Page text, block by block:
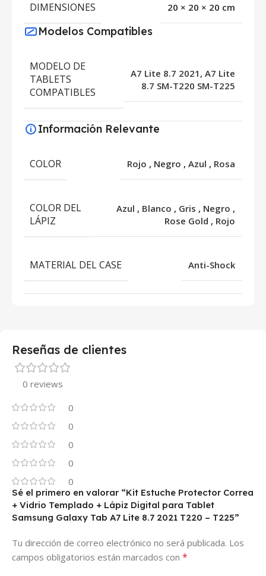
DIMENSIONES 20 × 20 × 20 cm
Modelos Compatibles
MODELO DE
TABLETS
COMPATIBLES
A7 Lite 8.7 2021, A7 Lite
8.7 SM-T220 SM-T225
Información Relevante
COLOR Rojo , Negro , Azul , Rosa
COLOR DEL
LÁPIZ
Azul , Blanco , Gris , Negro ,
Rose Gold , Rojo
MATERIAL DEL CASE Anti-Shock
Reseñas de clientes
0 reviews
0
0
0
0
0
Sé el primero en valorar “Kit Estuche Protector Correa
+ Vidrio Templado + Lápiz Digital para Tablet
Samsung Galaxy Tab A7 Lite 8.7 2021 T220 – T225”
Tu dirección de correo electrónico no será publicada. Los
campos obligatorios están marcados con *